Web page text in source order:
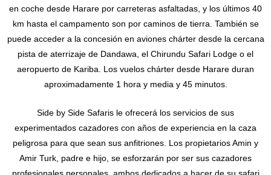
en coche desde Harare por carreteras asfaltadas, y los últimos 40
km hasta el campamento son por caminos de tierra. También se
puede acceder a la concesión en aviones chárter desde la cercana
pista de aterrizaje de Dandawa, el Chirundu Safari Lodge o el
aeropuerto de Kariba. Los vuelos chárter desde Harare duran
aproximadamente 1 hora y media y 45 minutos.
Side by Side Safaris le ofrecerá los servicios de sus
experimentados cazadores con años de experiencia en la caza
peligrosa para que sean sus anfitriones. Los propietarios Amin y
Amir Turk, padre e hijo, se esforzarán por ser sus cazadores